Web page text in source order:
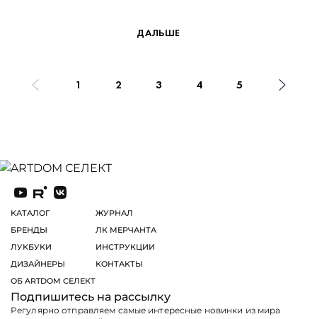
ДАЛЬШЕ
1 2 3 4 5
КАТАЛОГ
БРЕНДЫ
ЛУКБУКИ
ДИЗАЙНЕРЫ
ОБ ARTDOM СЕЛЕКТ
ЖУРНАЛ
ЛК МЕРЧАНТА
ИНСТРУКЦИИ
КОНТАКТЫ
Подпишитесь на рассылку
Регулярно отправляем самые интересные новинки из мира